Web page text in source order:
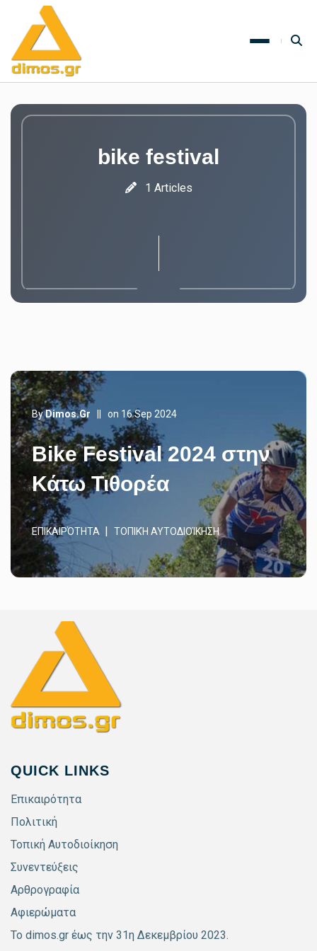
bike festival
1 Articles
ByDimos.gr on 16 Sep 2024
Bike Festival 2024 στην
Κάτω Τιθορέα
ΕΠΙΚΑΙΡΌΤΗΤΑ ΤΟΠΙΚΉ ΑΥΤΟΔΙΟΊΚΗΣΗ
QUICK LINKS
Επικαιρότητα
Πολιτική
Τοπική Αυτοδιοίκηση
Συνεντεύξεις
Αρθρογραφία
Αφιερώματα
Το dimos.gr έως την 31η Δεκεμβρίου 2023.